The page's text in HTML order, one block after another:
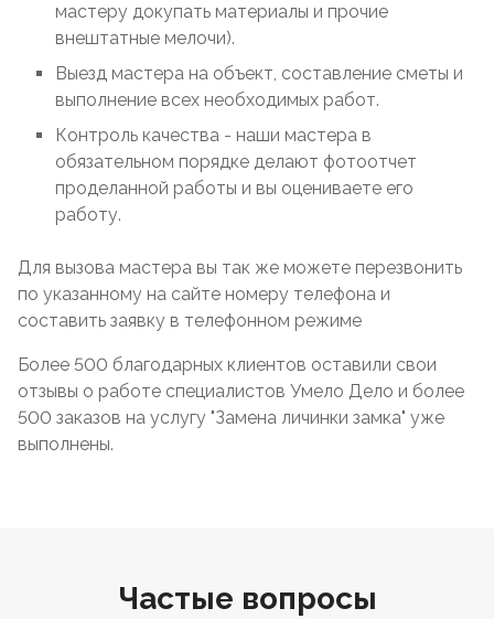
мастеру докупать материалы и прочие
внештатные мелочи).
Выезд мастера на объект, составление сметы и
выполнение всех необходимых работ.
Контроль качества - наши мастера в
обязательном порядке делают фотоотчет
проделанной работы и вы оцениваете его
работу.
Для вызова мастера вы так же можете перезвонить
по указанному на сайте номеру телефона и
составить заявку в телефонном режиме
Более 500 благодарных клиентов оставили свои
отзывы о работе специалистов Умело Дело и более
500 заказов на услугу "Замена личинки замка" уже
выполнены.
Частые вопросы